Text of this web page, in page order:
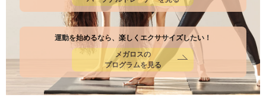
運動を始めるなら、楽しくエクササイズしたい！
メガロスの
プログラムを見る